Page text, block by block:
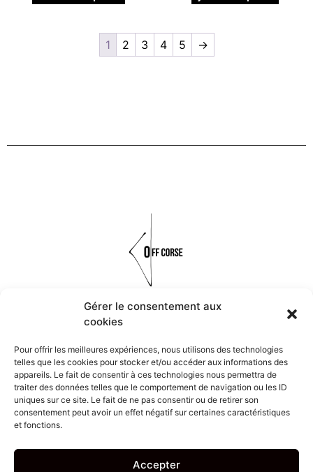
Gérer le consentement aux
cookies
Pour offrir les meilleures expériences, nous utilisons des technologies
telles que les cookies pour stocker et/ou accéder aux informations des
appareils. Le fait de consentir à ces technologies nous permettra de
traiter des données telles que le comportement de navigation ou les ID
uniques sur ce site. Le fait de ne pas consentir ou de retirer son
consentement peut avoir un effet négatif sur certaines caractéristiques
et fonctions.
Accepter
1 2 3 4 5 →
Réalisés à la main à partir de matières organiques, naturelles et
traditions de la Corse.
Navigation